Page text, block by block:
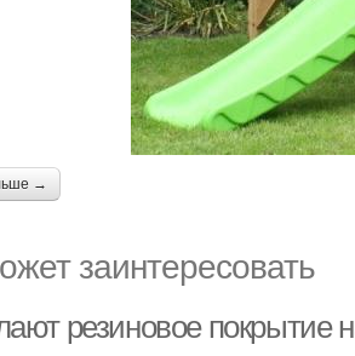
→
заинтересовать
резиновое покрытие